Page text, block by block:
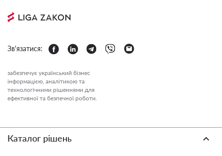
Зв'язатися:
забезпечує український бізнес
інформацією, аналітикою та
технологічними рішеннями для
ефективної та безпечної роботи.
Каталог рішень